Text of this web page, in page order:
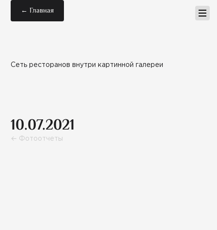
← Главная
Сеть ресторанов внутри картинной галереи
10.07.2021
← Фотоотчеты